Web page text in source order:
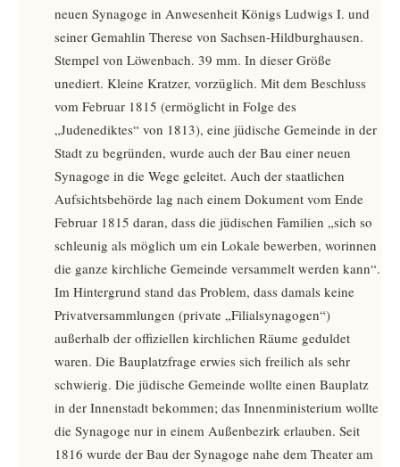
neuen Synagoge in Anwesenheit Königs Ludwigs I. und
seiner Gemahlin Therese von Sachsen-Hildburghausen.
Stempel von Löwenbach. 39 mm. In dieser Größe
unediert. Kleine Kratzer, vorzüglich. Mit dem Beschluss
vom Februar 1815 (ermöglicht in Folge des
„Judenediktes“ von 1813), eine jüdische Gemeinde in der
Stadt zu begründen, wurde auch der Bau einer neuen
Synagoge in die Wege geleitet. Auch der staatlichen
Aufsichtsbehörde lag nach einem Dokument vom Ende
Februar 1815 daran, dass die jüdischen Familien „sich so
schleunig als möglich um ein Lokale bewerben, worinnen
die ganze kirchliche Gemeinde versammelt werden kann“.
Im Hintergrund stand das Problem, dass damals keine
Privatversammlungen (private „Filialsynagogen“)
außerhalb der offiziellen kirchlichen Räume geduldet
waren. Die Bauplatzfrage erwies sich freilich als sehr
schwierig. Die jüdische Gemeinde wollte einen Bauplatz
in der Innenstadt bekommen; das Innenministerium wollte
die Synagoge nur in einem Außenbezirk erlauben. Seit
1816 wurde der Bau der Synagoge nahe dem Theater am